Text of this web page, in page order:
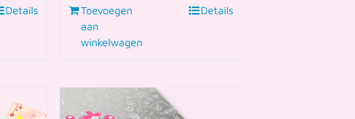
Details
Toevoegen
aan
winkelwagen
Details